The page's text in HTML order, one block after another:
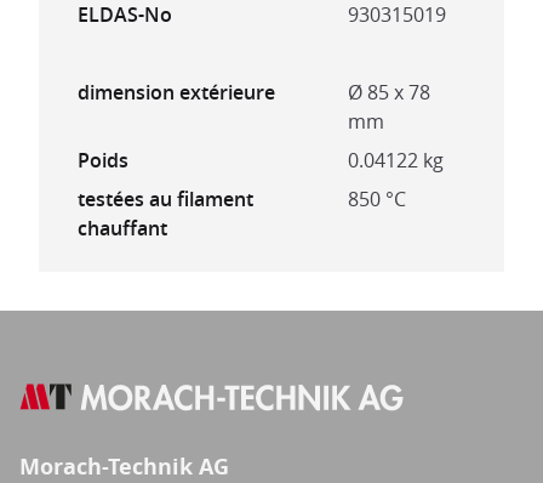
ELDAS-No
930315019
dimension extérieure
Ø 85 x 78
mm
Poids
0.04122 kg
testées au filament
chauffant
850 °C
Morach-Technik AG